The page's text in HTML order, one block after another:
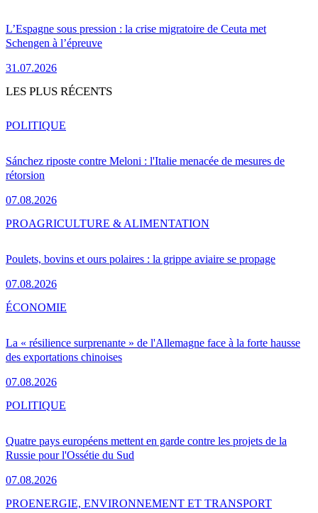
L’Espagne sous pression : la crise migratoire de Ceuta met
Schengen à l’épreuve
31.07.2026
LES PLUS RÉCENTS
Sánchez riposte contre Meloni : l'Italie menacée de mesures de
rétorsion
07.08.2026
POLITIQUE
Poulets, bovins et ours polaires : la grippe aviaire se propage
07.08.2026
PROAGRICULTURE & ALIMENTATION
La « résilience surprenante » de l'Allemagne face à la forte hausse
des exportations chinoises
07.08.2026
ÉCONOMIE
Quatre pays européens mettent en garde contre les projets de la
Russie pour l'Ossétie du Sud
07.08.2026
POLITIQUE
PROENERGIE, ENVIRONNEMENT ET TRANSPORT